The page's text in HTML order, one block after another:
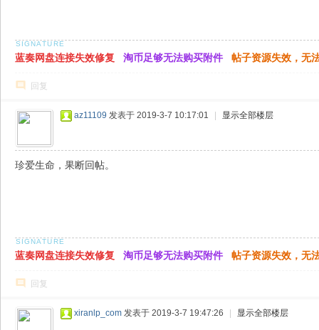
蓝奏网盘连接失效修复 淘币足够无法购买附件 帖子资源失效，无
回复
az11109 发表于 2019-3-7 10:17:01 显示全部楼层
珍爱生命，果断回帖。
蓝奏网盘连接失效修复 淘币足够无法购买附件 帖子资源失效，无
回复
xiranlp_com 发表于 2019-3-7 19:47:26 显示全部楼层